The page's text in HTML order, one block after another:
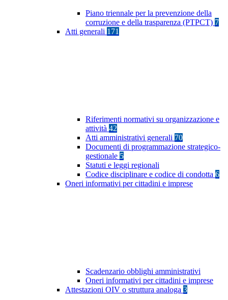
Piano triennale per la prevenzione della
corruzione e della trasparenza (PTPCT) 7
Atti generali 171
Riferimenti normativi su organizzazione e
attività 42
Atti amministrativi generali 70
Documenti di programmazione strategico-
gestionale 5
Statuti e leggi regionali
Codice disciplinare e codice di condotta 6
Oneri informativi per cittadini e imprese
Scadenzario obblighi amministrativi
Oneri informativi per cittadini e imprese
Attestazioni OIV o struttura analoga 3